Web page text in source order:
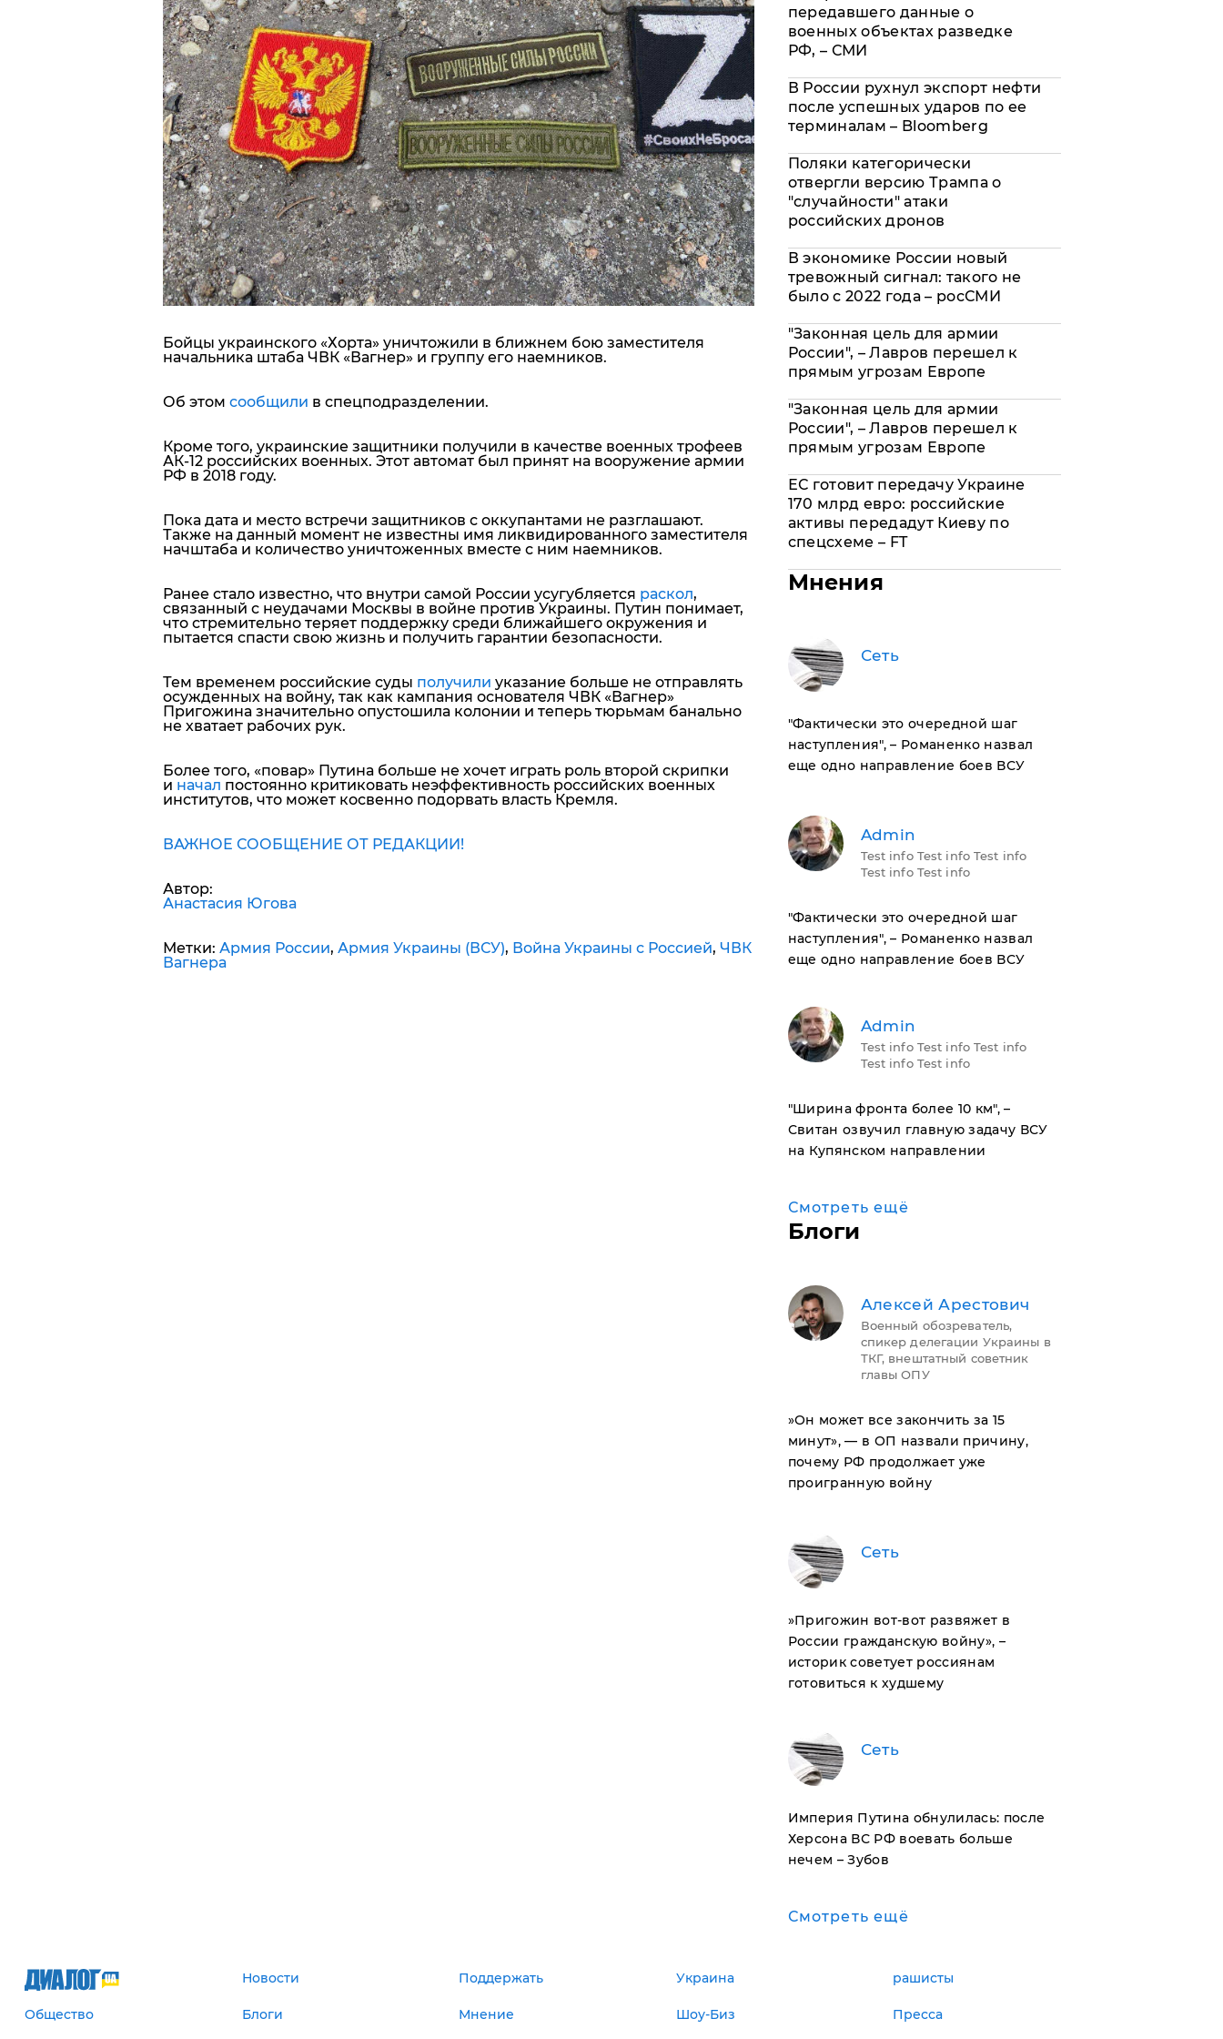
Бойцы украинского «Хорта» уничтожили в ближнем бою заместителя
начальника штаба ЧВК «Вагнер» и группу его наемников.
Об этом сообщили в спецподразделении.
Кроме того, украинские защитники получили в качестве военных трофеев
АК-12 российских военных. Этот автомат был принят на вооружение армии
РФ в 2018 году.
Пока дата и место встречи защитников с оккупантами не разглашают.
Также на данный момент не известны имя ликвидированного заместителя
начштаба и количество уничтоженных вместе с ним наемников.
Ранее стало известно, что внутри самой России усугубляется раскол,
связанный с неудачами Москвы в войне против Украины. Путин понимает,
что стремительно теряет поддержку среди ближайшего окружения и
пытается спасти свою жизнь и получить гарантии безопасности.
Тем временем российские суды получили указание больше не отправлять
осужденных на войну, так как кампания основателя ЧВК «Вагнер»
Пригожина значительно опустошила колонии и теперь тюрьмам банально
не хватает рабочих рук.
Более того, «повар» Путина больше не хочет играть роль второй скрипки
и начал постоянно критиковать неэффективность российских военных
институтов, что может косвенно подорвать власть Кремля.
ВАЖНОЕ СООБЩЕНИЕ ОТ РЕДАКЦИИ!
Автор:
Анастасия Югова
Метки: Армия России, Армия Украины (ВСУ), Война Украины с Россией, ЧВК
Вагнера
передавшего данные о
военных объектах разведке
РФ, – СМИ
В России рухнул экспорт нефти
после успешных ударов по ее
терминалам – Bloomberg
Поляки категорически
отвергли версию Трампа о
"случайности" атаки
российских дронов
В экономике России новый
тревожный сигнал: такого не
было с 2022 года – росСМИ
"Законная цель для армии
России", – Лавров перешел к
прямым угрозам Европе
"Законная цель для армии
России", – Лавров перешел к
прямым угрозам Европе
ЕС готовит передачу Украине
170 млрд евро: российские
активы передадут Киеву по
спецсхеме – FT
Мнения
Сеть
​"Фактически это очередной шаг
наступления", – Романенко назвал
еще одно направление боев ВСУ
Admin
Test info Test info Test info
Test info Test info
​"Фактически это очередной шаг
наступления", – Романенко назвал
еще одно направление боев ВСУ
Admin
Test info Test info Test info
Test info Test info
​"Ширина фронта более 10 км", –
Свитан озвучил главную задачу ВСУ
на Купянском направлении
Смотреть ещё
Блоги
Алексей Арестович
Военный обозреватель,
спикер делегации Украины в
ТКГ, внештатный советник
главы ОПУ
​»Он может все закончить за 15
минут», — в ОП назвали причину,
почему РФ продолжает уже
проигранную войну
Сеть
​»Пригожин вот-вот развяжет в
России гражданскую войну», –
историк советует россиянам
готовиться к худшему
Сеть
Империя Путина обнулилась: после
Херсона ВС РФ воевать больше
нечем – Зубов
Смотреть ещё
Новости Поддержать Украина рашисты
Общество Блоги Мнение Шоу-Биз Пресса